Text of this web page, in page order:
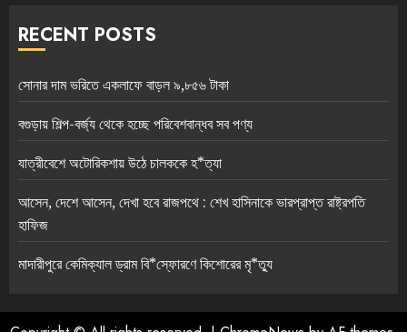
RECENT POSTS
সোনার দাম ভরিতে একলাফে বাড়ল ৯,৮৫৬ টাকা
বগুড়ায় শিল্প-বর্জ্য থেকে হচ্ছে পরিবেশবান্ধব সব পণ্য
যাত্রীবেশে অটোরিকশায় উঠে চালককে হ*ত্যা
আসেন, দেশে আসেন, দেখা হবে রাজপথে : শেখ হাসিনাকে ভারপ্রাপ্ত রাষ্ট্রপতি
হাফিজ
মাদারীপুরে কেমিক্যাল ড্রাম বি*স্ফোরণে কিশোরের মৃ*ত্যু